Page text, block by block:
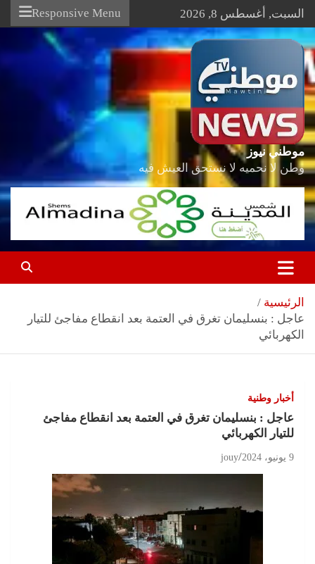
Skip
content
السبت, أغسطس 8, 2026 Responsive Menu
موطني نيوز
وطن لا نحميه لا نستحق العيش فيه
الرئيسية
عاجل : بنسليمان تغرق في العتمة بعد انقطاع مفاجئ للتيار
الكهربائي
أخبار وطنية
عاجل : بنسليمان تغرق في العتمة بعد انقطاع مفاجئ
للتيار الكهربائي
9 يونيو، 2024 jouy